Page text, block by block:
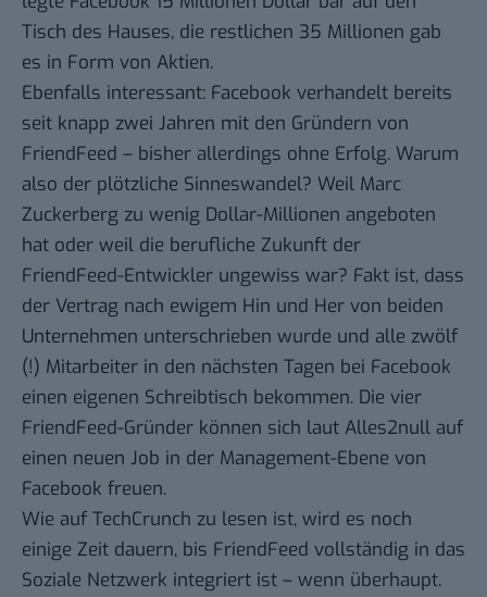
Tisch des Hauses, die restlichen 35 Millionen gab
es in Form von Aktien.
Ebenfalls interessant: Facebook verhandelt bereits
seit knapp zwei Jahren mit den Gründern von
FriendFeed – bisher allerdings ohne Erfolg. Warum
also der plötzliche Sinneswandel? Weil Marc
Zuckerberg zu wenig Dollar-Millionen angeboten
hat oder weil die berufliche Zukunft der
FriendFeed-Entwickler ungewiss war? Fakt ist, dass
der Vertrag nach ewigem Hin und Her von beiden
Unternehmen unterschrieben wurde und alle zwölf
(!) Mitarbeiter in den nächsten Tagen bei Facebook
einen eigenen Schreibtisch bekommen. Die vier
FriendFeed-Gründer können sich laut Alles2null auf
einen neuen Job in der Management-Ebene von
Facebook freuen.
Wie auf TechCrunch zu lesen ist, wird es noch
einige Zeit dauern, bis FriendFeed vollständig in das
Soziale Netzwerk integriert ist – wenn überhaupt.